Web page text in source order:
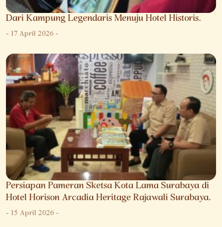
Dari Kampung Legendaris Menuju Hotel Historis.
-17 April 2026-
Persiapan Pameran Sketsa Kota Lama Surabaya di
Hotel Horison Arcadia Heritage Rajawali Surabaya.
-15 April 2026-